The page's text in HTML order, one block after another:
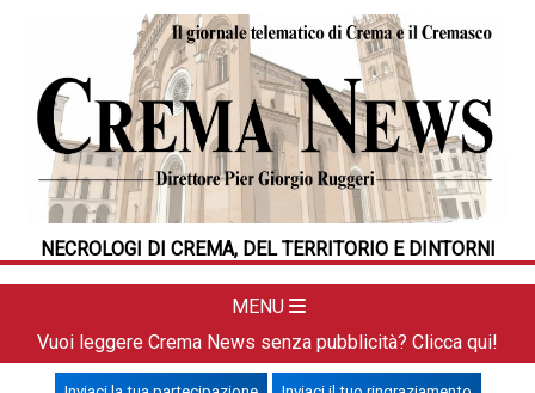
NECROLOGI DI CREMA, DEL TERRITORIO E DINTORNI
MENU
HOME
CRONACA
POLITICA
LA FOTO
DAL TERRITORIO
APPUNTAMENTI
Vuoi leggere Crema News senza pubblicità? Clicca qui!